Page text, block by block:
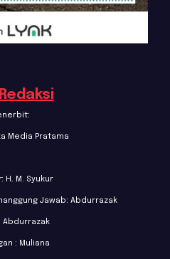
Media Pratama
H. M. Syukur
Jawab: Abdurrazak
Abdurrazak
: Muliana